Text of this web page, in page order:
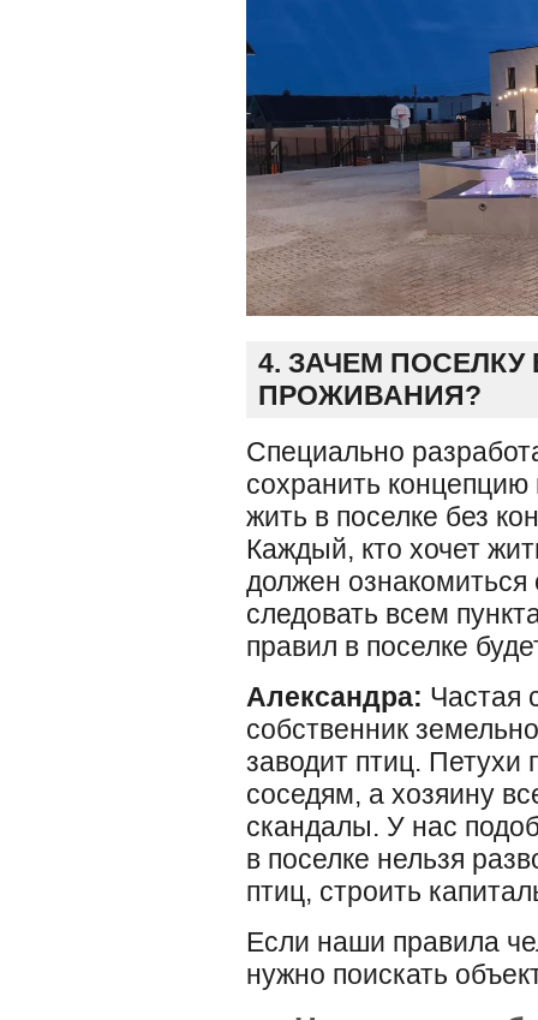
4. ЗАЧЕМ
ПРОЖИВАНИЯ?
Специально
сохранить концепцию
жить в поселке без
Каждый, кто хочет
должен
следовать всем
правил в поселке
Александра: Частая
собственник
заводит птиц. Петухи
соседям, а хозяину
скандалы. У нас
в поселке нельзя
птиц, строить
Если наши правила
нужно поискать